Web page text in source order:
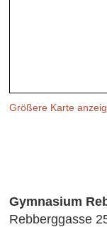
Größere Karte
Gymnasium
Rebberggasse